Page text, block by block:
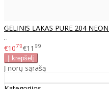
GELINIS LAKAS PURE 204
..
€1079€11 99
Į norų sąrašą